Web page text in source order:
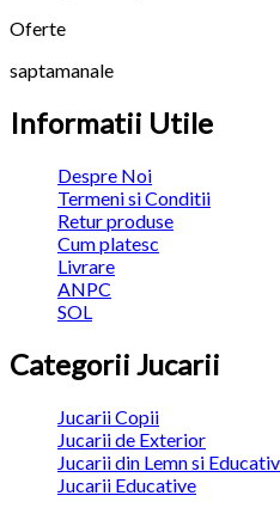
Oferte
saptamanale
Informatii Utile
Despre Noi
Termeni si Conditii
Retur produse
Cum platesc
Livrare
ANPC
SOL
Categorii Jucarii
Jucarii Copii
Jucarii de Exterior
Jucarii din Lemn si
Jucarii Educative